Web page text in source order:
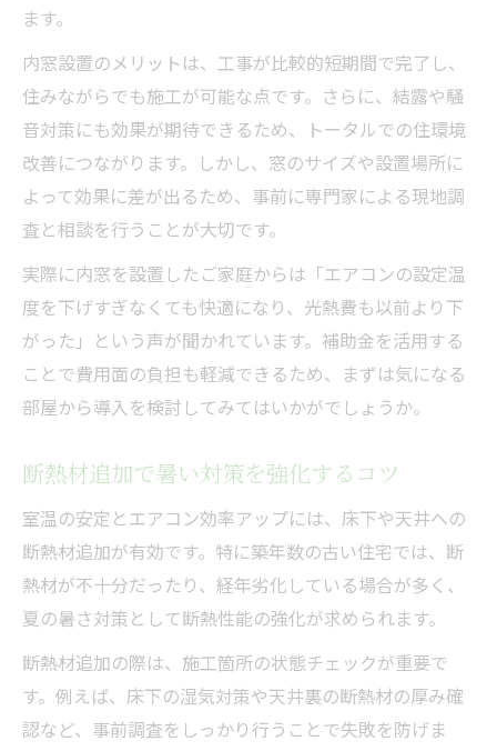
ます。
内窓設置のメリットは、工事が比較的短期間で完了し、
住みながらでも施工が可能な点です。さらに、結露や騒
音対策にも効果が期待できるため、トータルでの住環境
改善につながります。しかし、窓のサイズや設置場所に
よって効果に差が出るため、事前に専門家による現地調
査と相談を行うことが大切です。
実際に内窓を設置したご家庭からは「エアコンの設定温
度を下げすぎなくても快適になり、光熱費も以前より下
がった」という声が聞かれています。補助金を活用する
ことで費用面の負担も軽減できるため、まずは気になる
部屋から導入を検討してみてはいかがでしょうか。
断熱材追加で暑い対策を強化するコツ
室温の安定とエアコン効率アップには、床下や天井への
断熱材追加が有効です。特に築年数の古い住宅では、断
熱材が不十分だったり、経年劣化している場合が多く、
夏の暑さ対策として断熱性能の強化が求められます。
断熱材追加の際は、施工箇所の状態チェックが重要で
す。例えば、床下の湿気対策や天井裏の断熱材の厚み確
認など、事前調査をしっかり行うことで失敗を防げま